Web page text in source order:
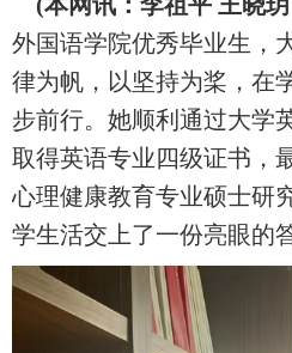
外国语学院优秀毕业生，
律为帆，以坚持为桨，在
步前行。她顺利通过大学
取得英语专业四级证书，
心理健康教育专业硕士研
学生活交上了一份亮眼的